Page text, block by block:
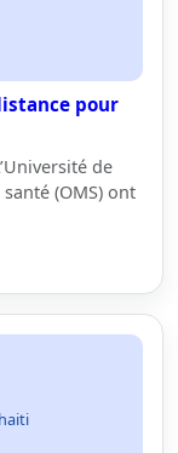
pour
de
(OMS) ont